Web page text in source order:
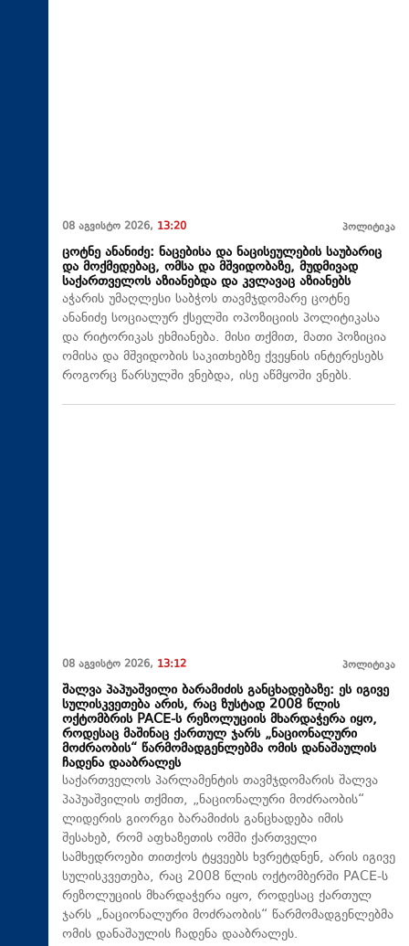
08 აგვისტო 2026, 13:20 პოლიტიკა
ცოტნე ანანიძე: ნაცებისა და ნაცისეულების საუბარიც
და მოქმედებაც, ომსა და მშვიდობაზე, მუდმივად
საქართველოს აზიანებდა და კვლავაც აზიანებს
აჭარის უმაღლესი საბჭოს თავმჯდომარე ცოტნე
ანანიძე სოციალურ ქსელში ოპოზიციის პოლიტიკასა
და რიტორიკას ეხმიანება. მისი თქმით, მათი პოზიცია
ომისა და მშვიდობის საკითხებზე ქვეყნის ინტერესებს
როგორც წარსულში ვნებდა, ისე აწმყოში ვნებს.
08 აგვისტო 2026, 13:12 პოლიტიკა
შალვა პაპუაშვილი ბარამიძის განცხადებაზე: ეს იგივე
სულისკვეთება არის, რაც ზუსტად 2008 წლის
ოქტომბრის PACE-ს რეზოლუციის მხარდაჭერა იყო,
როდესაც მაშინაც ქართულ ჯარს „ნაციონალური
მოძრაობის“ წარმომადგენლებმა ომის დანაშაულის
ჩადენა დააბრალეს
საქართველოს პარლამენტის თავმჯდომარის შალვა
პაპუაშვილის თქმით, „ნაციონალური მოძრაობის“
ლიდერის გიორგი ბარამიძის განცხადება იმის
შესახებ, რომ აფხაზეთის ომში ქართველი
სამხედროები თითქოს ტყვეებს ხვრეტდნენ, არის იგივე
სულისკვეთება, რაც 2008 წლის ოქტომბერში PACE-ს
რეზოლუციის მხარდაჭერა იყო, როდესაც ქართულ
ჯარს „ნაციონალური მოძრაობის“ წარმომადგენლებმა
ომის დანაშაულის ჩადენა დააბრალეს.